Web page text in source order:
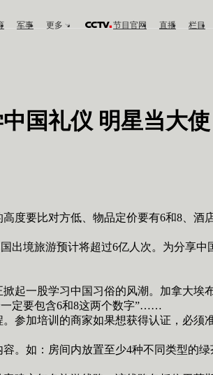
军事 更多 节目官网 直播 栏目
国礼仪 明星当大使
要比对方低、物品定价要有6和8、
境旅游预计将超过6亿人次。为分享
一股学习中国习俗的风潮。加拿大埃
一定要包含6和8这两个数字”……
加培训的商家如果想获得认证，必须
如：房间内放置至少4种不同类型的